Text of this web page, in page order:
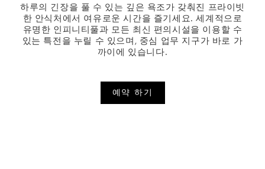
하루의 긴장을 풀 수 있는 깊은 욕조가 갖춰진 프라이빗
한 안식처에서 여유로운 시간을 즐기세요. 세계적으로
유명한 인피니티풀과 모든 최신 편의시설을 이용할 수
있는 특전을 누릴 수 있으며, 중심 업무 지구가 바로 가
까이에 있습니다.
예약 하기